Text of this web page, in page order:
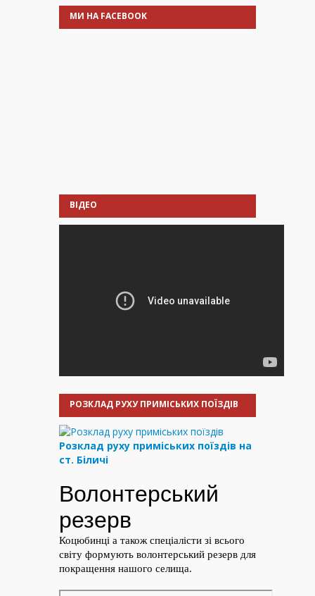
МИ НА FACEBOOK
ВІДЕО
РОЗКЛАД РУХУ ПРИМІСЬКИХ ПОЇЗДІВ
Розклад руху приміських поїздів на
ст. Біличі